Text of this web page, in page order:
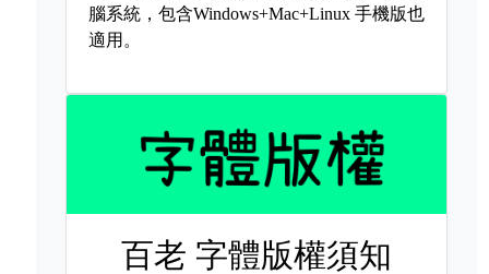
腦系統，包含Windows+Mac+Linux 手機版也
適用。
百老 字體版權須知